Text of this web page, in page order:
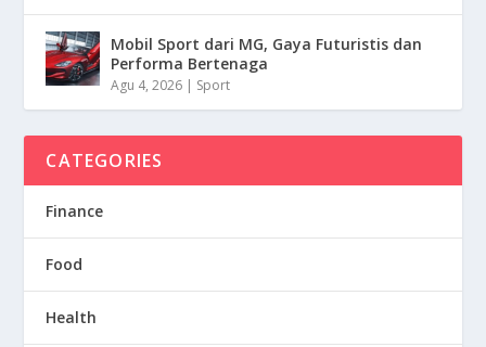
Mobil Sport dari MG, Gaya Futuristis dan
Performa Bertenaga
Agu 4, 2026 | Sport
CATEGORIES
Finance
Food
Health